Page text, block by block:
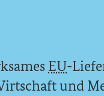
EU-
und